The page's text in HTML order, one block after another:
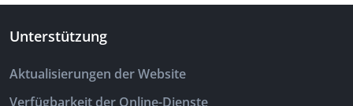
Unterstützung
Aktualisierungen der Website
Verfügbarkeit der Online-Dienste